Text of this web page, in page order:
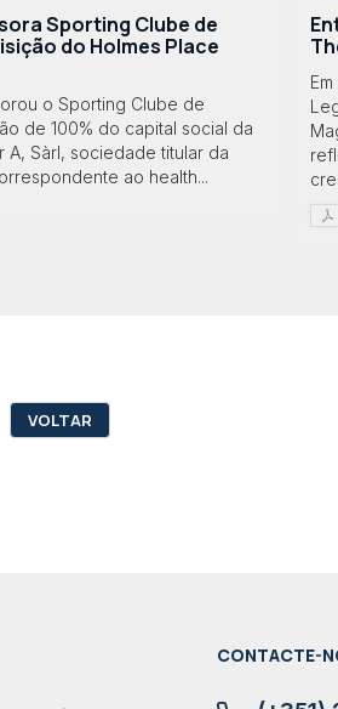
Sporting Clube de
do Holmes Place
o Sporting Clube de
de 100% do capital social da
A, Sàrl, sociedade titular da
ao health...
VOLTAR
CONTACTE-